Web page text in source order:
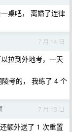
桌吧， 离婚了连律
7 月 14 日
拉到外地考，一天
考的， 我练了 4 个
7 月 13 日
额外送了 1 次重置